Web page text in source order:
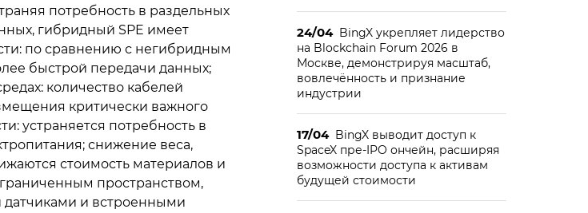
потребность в раздельных
гибридный SPE имеет
по сравнению с негибридным
быстрой передачи данных;
количество кабелей
критически важного
устраняется потребность в
снижение веса,
стоимость материалов и
пространством,
и встроенными
24/04 BingX укрепляет лидерство
на Blockchain Forum 2026 в
Москве, демонстрируя масштаб,
вовлечённость и признание
индустрии
17/04 BingX выводит доступ к
SpaceX пре-IPO ончейн, расширяя
возможности доступа к активам
будущей стоимости